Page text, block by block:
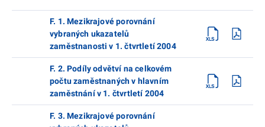
F. 1. Mezikrajové porovnání
vybraných ukazatelů
zaměstnanosti v 1. čtvrtletí 2004
F. 2. Podíly odvětví na celkovém
počtu zaměstnaných v hlavním
zaměstnání v 1. čtvrtletí 2004
F. 3. Mezikrajové porovnání